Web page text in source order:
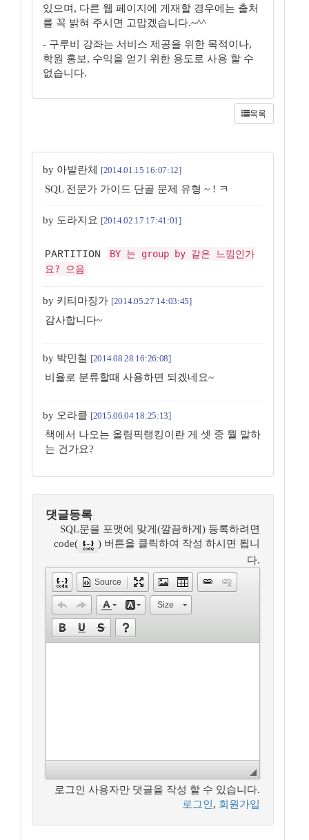
있으며, 다른 웹 페이지에 게재할 경우에는 출처
를 꼭 밝혀 주시면 고맙겠습니다.~^^
- 구루비 강좌는 서비스 제공을 위한 목적이나,
학원 홍보, 수익을 얻기 위한 용도로 사용 할 수
없습니다.
목록
by 아발란체 [2014.01.15 16:07:12]
SQL 전문가 가이드 단골 문제 유형 ~ ! ㅋ
by 도라지요 [2014.02.17 17:41:01]
PARTITION
BY 는 group by 같은 느낌인가
요? 으음
by 키티마징가 [2014.05.27 14:03:45]
감사합니다~
by 박민철 [2014.08.28 16:26:08]
비율로 분류할때 사용하면 되겠네요~
by 오라클 [2015.06.04 18:25:13]
책에서 나오는 올림픽랭킹이란 게 셋 중 뭘 말하
는 건가요?
댓글등록
SQL문을 포맷에 맞게(깔끔하게) 등록하려면
code(
) 버튼을 클릭하여 작성 하시면 됩니
다.
Source
Size
로그인 사용자만 댓글을 작성 할 수 있습니다.
로그인 , 회원가입